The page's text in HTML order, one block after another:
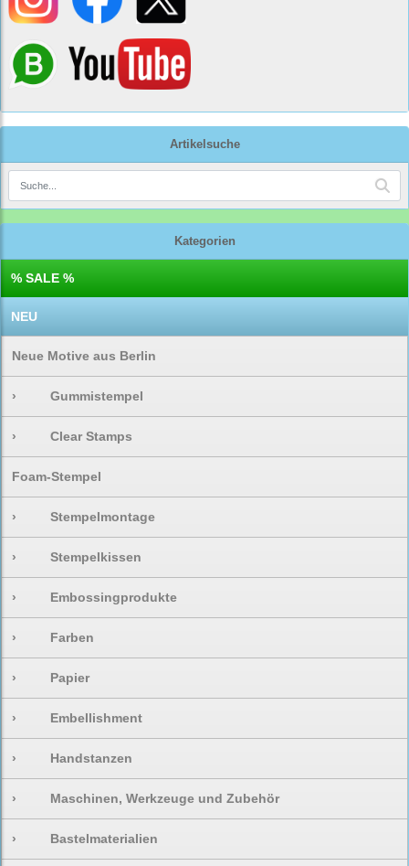
Artikelsuche
Kategorien
% SALE %
NEU
Neue Motive aus Berlin
› Gummistempel
› Clear Stamps
Foam-Stempel
› Stempelmontage
› Stempelkissen
› Embossingprodukte
› Farben
› Papier
› Embellishment
› Handstanzen
› Maschinen, Werkzeuge und Zubehör
› Bastelmaterialien